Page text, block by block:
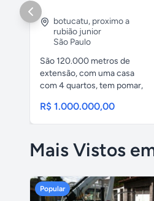
botucatu, proximo a
rubião junior
São Paulo
São 120.000 metros de
extensão, com uma casa
com 4 quartos, tem pomar,
R$ 1.000.000,00
Mais Vistos
Popular